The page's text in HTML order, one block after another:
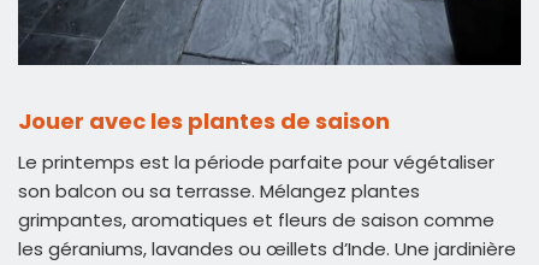
Jouer avec les plantes de saison
Le printemps est la période parfaite pour végétaliser
son balcon ou sa terrasse. Mélangez plantes
grimpantes, aromatiques et fleurs de saison comme
les géraniums, lavandes ou œillets d’Inde. Une jardinière